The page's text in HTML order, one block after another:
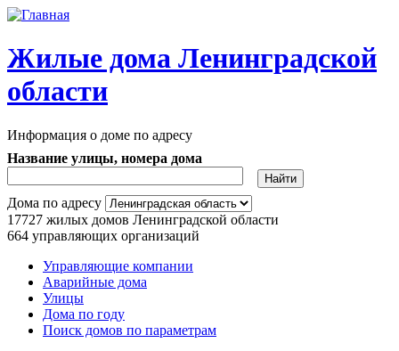
Перейти к основному содержанию
Жилые дома Ленинградской
области
Информация о доме по адресу
Название улицы, номера дома
Дома по адресу
17727 жилых домов Ленинградской области
664 управляющих организаций
Главное меню
Управляющие компании
Аварийные дома
Улицы
Дома по году
Поиск домов по параметрам